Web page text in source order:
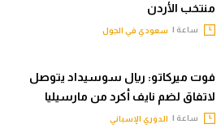
منتخب الأردن
ساعة | سعودي في الجول
فوت ميركاتو: ريال سوسيداد يتوصل
لاتفاق لضم نايف أكرد من مارسيليا
ساعة | الدوري الإسباني